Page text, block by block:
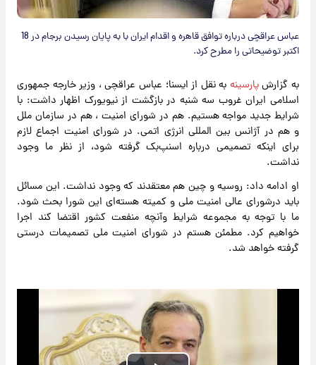
عباس عراقچی درباره توافق قاهره و اقدام ایران با به پایان رسیدن برجام در 18
اکتبر توضیحاتی را مطرح کرد.
به گزارشپارسینه به نقل از ایسنا؛ عباس عراقچی ، وزیر خارجه جمهوری
اسلامی ایران غروب سه شنبه در بازگشت از نیویورک اظهار داشت: با
شرایط جدید مواجه هستیم. هم در شورای امنیت ، هم در سازمان ملل
و هم در آژانس بین المللی انرژی اتمی. در شورای امنیت اجماع لازم
برای اینکه تصمیمی درباره اسنپ‌بک گرفته شود، از نظر ما وجود
نداشت.
او ادامه داد: روسیه و چین هم معتقدند که وجود نداشت. این مسائل
باید درشورای عالی امنیت ملی و کمیته هسته‌ای این شورا بحث شود.
ما با توجه به مجموعه شرایط وآنچه منفعت کشور اقتضا کند اجرا
خواهیم کرد. مطمئن هستم در شورای امنیت ملی تصمیمات درستی
گرفته خواهد شد.